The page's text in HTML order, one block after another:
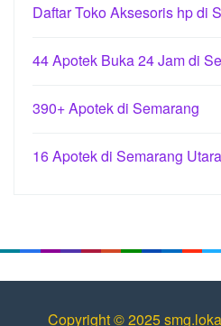
Daftar Toko Aksesoris hp di
44 Apotek Buka 24 Jam di
390+ Apotek di Semarang
16 Apotek di Semarang Utara
Copyright © 2025